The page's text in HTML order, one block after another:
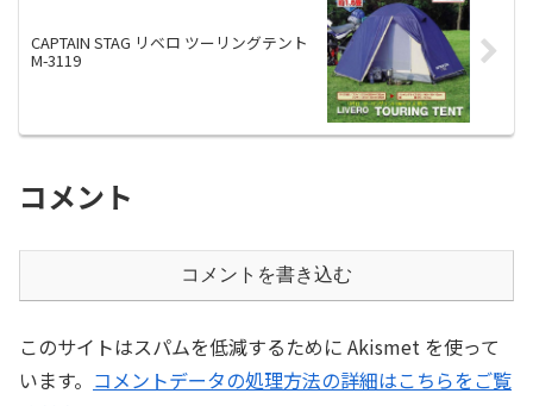
CAPTAIN STAG リベロ ツーリングテント
M-3119
コメント
コメントを書き込む
このサイトはスパムを低減するために Akismet を使って
います。 コメントデータの処理方法の詳細はこちらをご覧